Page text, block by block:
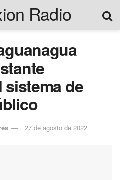
de
27 de agosto de 2022